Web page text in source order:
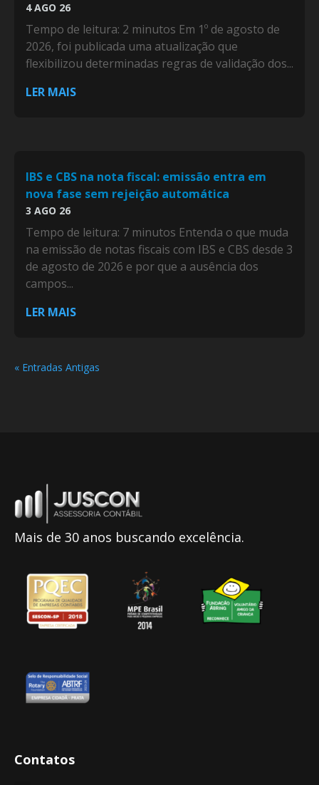
4 AGO 26
Tempo de leitura: 2 minutos Em 1º de agosto de
2026, foi publicada uma atualização que
flexibilizou determinadas regras de validação dos...
LER MAIS
IBS e CBS na nota fiscal: emissão entra em
nova fase sem rejeição automática
3 AGO 26
Tempo de leitura: 7 minutos Entenda o que muda
na emissão de notas fiscais com IBS e CBS desde 3
de agosto de 2026 e por que a ausência dos
campos...
LER MAIS
« Entradas Antigas
Mais de 30 anos buscando excelência.
Contatos